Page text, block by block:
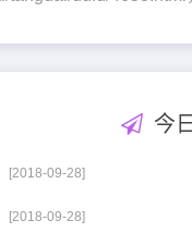
[2018-09-28]
[2018-09-28]
今